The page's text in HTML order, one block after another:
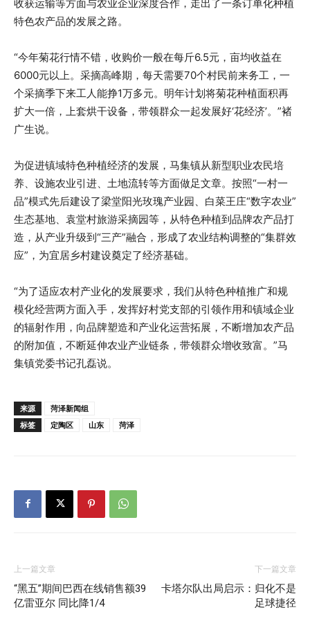
收获运输等方面与农业企业深度合作，走出了一条订单化种植
特色农产品的发展之路。
“今年菊花行情不错，收购价一般在每斤6.5元，亩均收益在
6000元以上。采摘高峰期，每天需要70个村民前来务工，一
个采摘季下来工人能挣1万多元。明年计划将菊花种植面积再
扩大一倍，上套烘干设备，带领群众一起发展好‘花经济’。”褚
广生说。
为促进镇域特色种植经济的发展，马集镇从新型职业农民培
养、设施农业引进、土地流转等方面做足文章。按照“一村一
品”模式先后建设了梁堂阳光玫瑰产业园、白菜王庄“数字农业”
生态基地、袁堂村旅游采摘园等，从特色种植到品牌农产品打
造，从产业升级到“三产”融合，形成了农业结构调整的“集群效
应”，为宜居乡村建设奠定了经济基础。
“为了适应农村产业化的发展要求，我们从特色种植推广和规
模化经营两方面入手，发挥好村党支部的引领作用和镇域企业
的辐射作用，向品牌塑造和产业化运营拓展，不断增加农产品
的附加值，不断延伸农业产业链条，带领群众增收致富。”马
集镇党委书记孔磊说。
来源
菏泽新闻组
标签
定陶区 山东 菏泽
上一篇文章
“黑五”期间巴西在线销售额39
亿雷亚尔 同比降1/4
下一篇文章
卡塔尔队出局启示：归化不是
足球捷径